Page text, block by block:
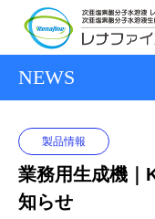
NEWS
製品情報
業務用生成機｜
知らせ